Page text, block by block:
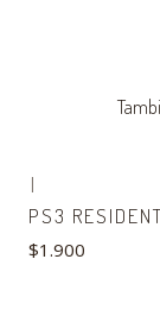
|
PS3
$1.900